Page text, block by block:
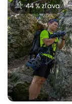
44 % zľava